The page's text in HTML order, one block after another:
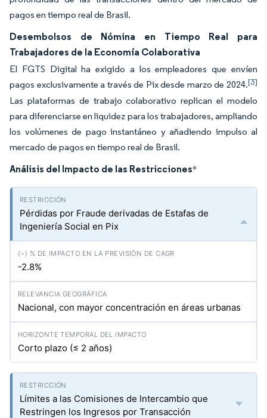
pagos en tiempo real de Brasil.
Desembolsos de Nómina en Tiempo Real para
Trabajadores de la Economía Colaborativa
El FGTS Digital ha exigido a los empleadores que envíen
pagos exclusivamente a través de Pix desde marzo de 2024.[3]
Las plataformas de trabajo colaborativo replican el modelo
para diferenciarse en liquidez para los trabajadores, ampliando
los volúmenes de pago instantáneo y añadiendo impulso al
mercado de pagos en tiempo real de Brasil.
Análisis del Impacto de las Restricciones*
Pérdidas por Fraude derivadas de Estafas de
Ingeniería Social en Pix
-2.8%
Nacional, con mayor concentración en áreas urbanas
Corto plazo (≤ 2 años)
Límites a las Comisiones de Intercambio que
Restringen los Ingresos por Transacción